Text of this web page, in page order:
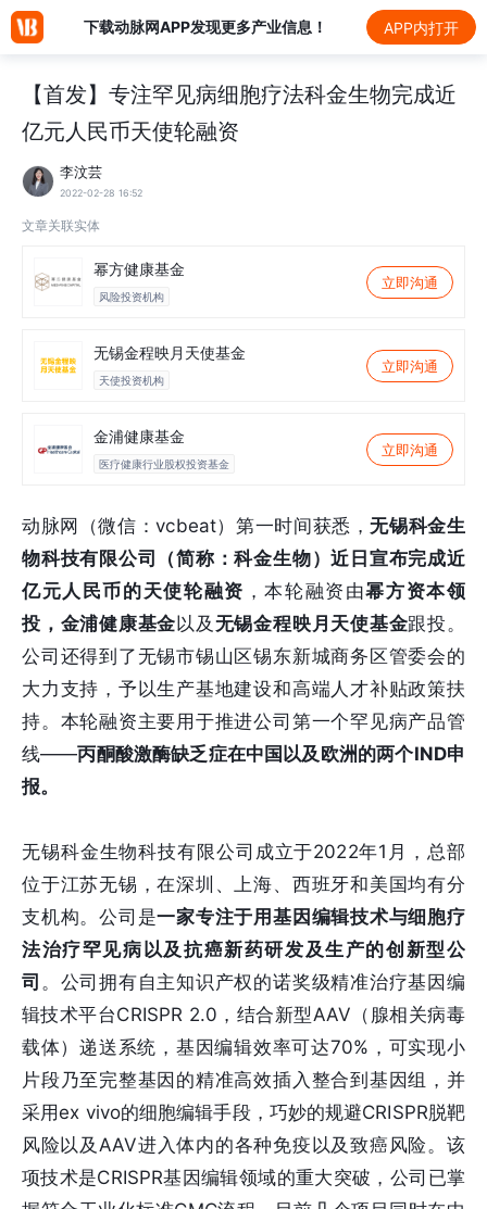
下载动脉网APP发现更多产业信息！ APP内打开
【首发】专注罕见病细胞疗法科金生物完成近
亿元人民币天使轮融资
李汶芸
2022-02-28 16:52
文章关联实体
幂方健康基金
风险投资机构
立即沟通
无锡金程映月天使基金
天使投资机构
立即沟通
金浦健康基金
医疗健康行业股权投资基金
立即沟通
动脉网（微信：vcbeat）第一时间获悉，无锡科金生
物科技有限公司（简称：科金生物）近日宣布完成近
亿元人民币的天使轮融资 ，本轮融资由幂方资本领
投，金浦健康基金以及 无锡金程映月天使基金跟投。
公司还得到了无锡市锡山区锡东新城商务区管委会的
大力支持，予以生产基地建设和高端人才补贴政策扶
持。本轮融资主要用于推进公司第一个罕见病产品管
线——丙酮酸激酶缺乏症在中国以及欧洲的两个IND申
报。
无锡科金生物科技有限公司成立于2022年1月，总部
位于江苏无锡，在深圳、上海、西班牙和美国均有分
支机构。公司是一家专注于用基因编辑技术与细胞疗
法治疗罕见病以及抗癌新药研发及生产的创新型公
司 。公司拥有自主知识产权的诺奖级精准治疗基因编
辑技术平台CRISPR 2.0，结合新型AAV（腺相关病毒
载体）递送系统，基因编辑效率可达70%，可实现小
片段乃至完整基因的精准高效插入整合到基因组，并
采用ex vivo的细胞编辑手段，巧妙的规避CRISPR脱靶
风险以及AAV进入体内的各种免疫以及致癌风险。该
项技术是CRISPR基因编辑领域的重大突破，公司已掌